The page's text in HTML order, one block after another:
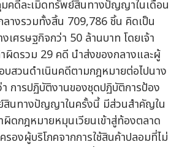
คดีละเมิดทรัพย์สินทางปัญญาในเดือน
างรวมทั้งสิ้น 709,786 ชิ้น คิดเป็น
เศรษฐกิจกว่า 50 ล้านบาท โดยเจ้า
ผิดรวม 29 คดี นำส่งของกลางและผู้
สวนดำเนินคดีตามกฎหมายต่อไปนาง
การปฏิบัติงานของชุดปฏิบัติการป้อง
สินทางปัญญาในครั้งนี้ มีส่วนสำคัญใน
ผิดกฎหมายหมุนเวียนเข้าสู่ท้องตลาด
องผู้บริโภคจากการใช้สินค้าปลอมที่ไม่